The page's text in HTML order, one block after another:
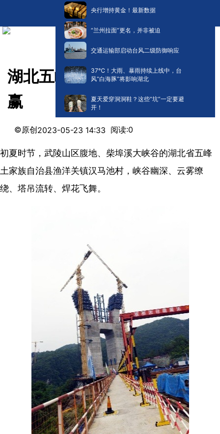
央行增持黄金！最新数据
“兰州拉面”更名，并非被迫
交通运输部启动台风二级防御响应
​37℃！大雨、暴雨持续上线中，台
风“白海豚”将影响湖北
夏天爱穿洞洞鞋？这些“坑”一定要避
开！
湖北五峰：“两桥同根”路地共
赢
©原创2023-05-23 14:33 阅读:0
初夏时节，武陵山区腹地、柴埠溪大峡谷的湖北省五峰
土家族自治县渔洋关镇汉马池村，峡谷幽深、云雾缭
绕、塔吊流转、焊花飞舞。